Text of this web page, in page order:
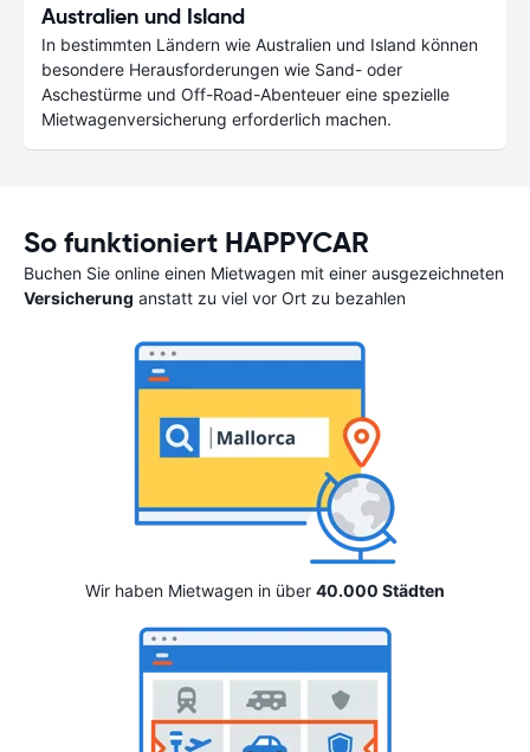
Australien und Island
In bestimmten Ländern wie Australien und Island können
besondere Herausforderungen wie Sand- oder
Aschestürme und Off-Road-Abenteuer eine spezielle
Mietwagenversicherung erforderlich machen.
So funktioniert HAPPYCAR
Buchen Sie online einen Mietwagen mit einer ausgezeichneten
Versicherung anstatt zu viel vor Ort zu bezahlen
Wir haben Mietwagen in über 40.000 Städten